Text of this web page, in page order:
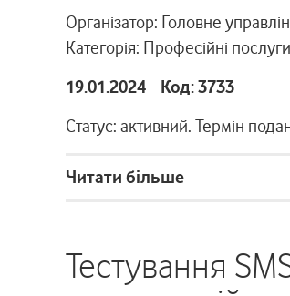
Організатор: Головне
Категорія: Професійні послуги
19.01.2024 Код: 3733
Статус: активний. Термін
Читати більше
Тестування